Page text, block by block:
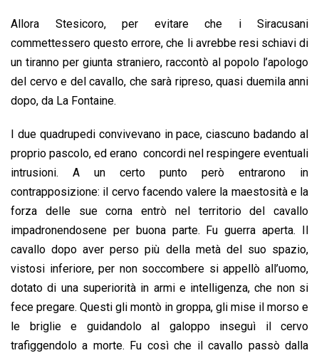
Allora Stesicoro, per evitare che i Siracusani
commettessero questo errore, che li avrebbe resi schiavi di
un tiranno per giunta straniero, raccontò al popolo l’apologo
del cervo e del cavallo, che sarà ripreso, quasi duemila anni
dopo, da La Fontaine.
I due quadrupedi convivevano in pace, ciascuno badando al
proprio pascolo, ed erano concordi nel respingere eventuali
intrusioni. A un certo punto però entrarono in
contrapposizione: il cervo facendo valere la maestosità e la
forza delle sue corna entrò nel territorio del cavallo
impadronendosene per buona parte. Fu guerra aperta. Il
cavallo dopo aver perso più della metà del suo spazio,
vistosi inferiore, per non soccombere si appellò all’uomo,
dotato di una superiorità in armi e intelligenza, che non si
fece pregare. Questi gli montò in groppa, gli mise il morso e
le briglie e guidandolo al galoppo inseguì il cervo
trafiggendolo a morte. Fu così che il cavallo passò dalla